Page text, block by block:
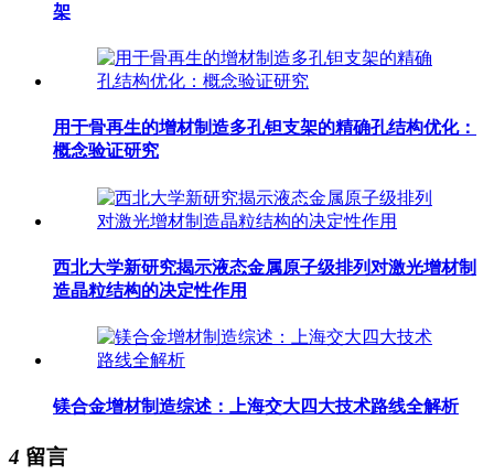
架
用于骨再生的增材制造多孔钽支架的精确孔结构优化：
概念验证研究
西北大学新研究揭示液态金属原子级排列对激光增材制
造晶粒结构的决定性作用
镁合金增材制造综述：上海交大四大技术路线全解析
4 留言